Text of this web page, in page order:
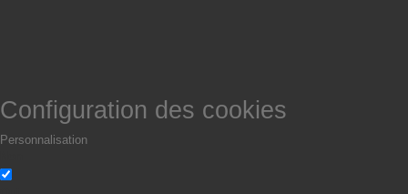
Configuration des cookies
Personnalisation